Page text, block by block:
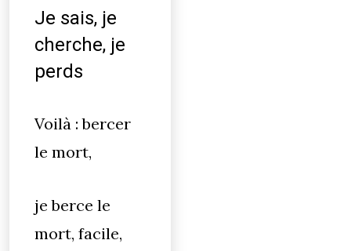
Je sais, je
cherche, je
perds
Voilà : bercer
le mort,
je berce le
mort, facile,